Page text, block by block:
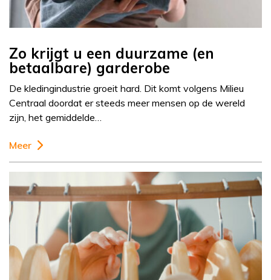
Zo krijgt u een duurzame (en
betaalbare) garderobe
De kledingindustrie groeit hard. Dit komt volgens Milieu
Centraal doordat er steeds meer mensen op de wereld
zijn, het gemiddelde…
Meer